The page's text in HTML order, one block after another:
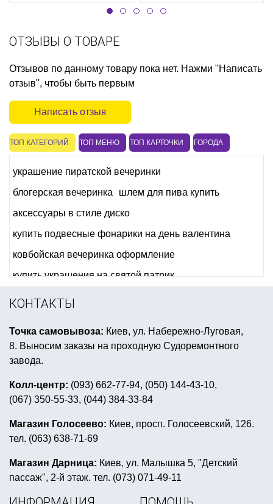
ОТЗЫВЫ О ТОВАРЕ
Отзывов по данному товару пока нет. Нажми "Написать
отзыв", чтобы быть первым
Написать отзыв
ТОП КАТЕГОРИЙ ТОП МЕНЮ ТОП КАРТОЧКИ ГОРОДА
украшение пиратской вечеринки
блогерская вечеринка
шлем для пива купить
аксессуары в стиле диско
купить подвесные фонарики на день валентина
ковбойская вечеринка оформление
купить украшения на святой патрик
декор для воздушных шаров
аксессуары для halloween
детский день рождения в стиле индейцев
китайская вечеринка
купить воздушный шар с гелием
карнавальные шапки зверей
заказать венецианскую маску
гирлянды для хэллоуина
КОНТАКТЫ
Точка самовывоза: Киев, ул. Набережно-Луговая,
8. Выносим заказы на проходную Судоремонтного
завода.
Колл-центр: (093) 662-77-94, (050) 144-43-10,
(067) 350-55-33, (044) 384-33-84
Магазин Голосеево: Киев, просп. Голосеевский, 126.
тел. (063) 638-71-69
Магазин Дарница: Киев, ул. Малышка 5, "Детский
пассаж", 2-й этаж. тел. (073) 071-49-11